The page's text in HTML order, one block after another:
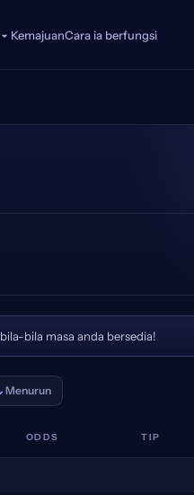
KemajuanCara ia berfungsi
bila-bila masa anda bersedia!
Menurun
ODDS TIP